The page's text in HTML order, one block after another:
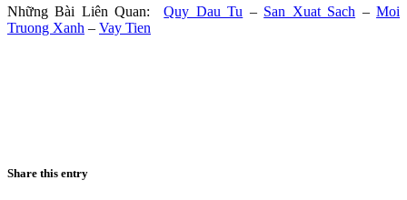
Những Bài Liên Quan:Quy Dau Tu – San Xuat Sach –Moi
Truong Xanh – Vay Tien
Share this entry